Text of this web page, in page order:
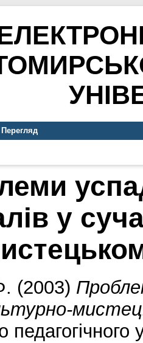
Перегляд
у
(2003)